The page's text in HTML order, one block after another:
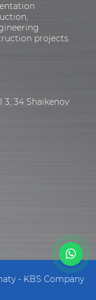
projects.
34 Shaikenov
- KBS Company